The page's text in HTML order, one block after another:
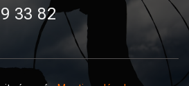
33 82